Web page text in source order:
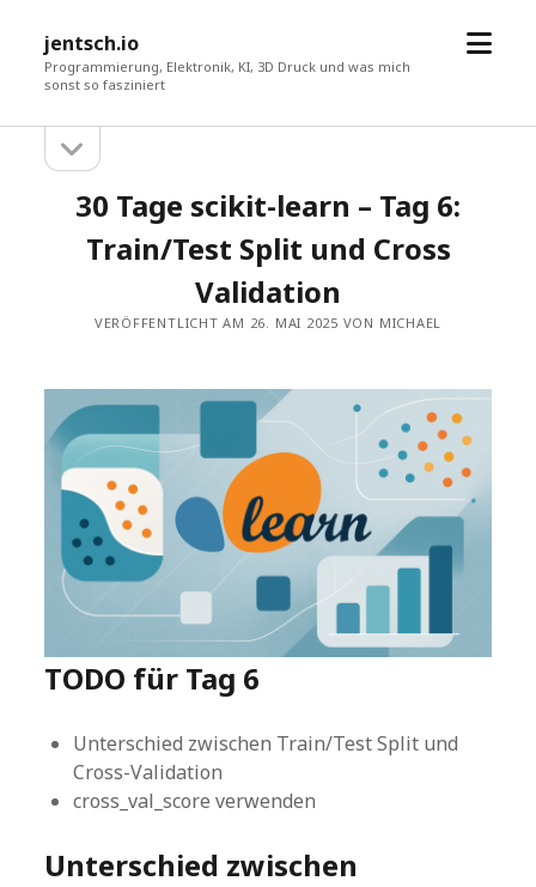
jentsch.io
Programmierung, Elektronik, KI, 3D Druck und was mich
sonst so fasziniert
Menü
Sidebaröffnen
30 Tage scikit-learn – Tag 6:
Train/Test Split und Cross
Validation
VERÖFFENTLICHT AM 26. MAI 2025 VON MICHAEL
TODO für Tag 6
Unterschied zwischen Train/Test Split und
Cross-Validation
cross_val_score verwenden
Unterschied zwischen